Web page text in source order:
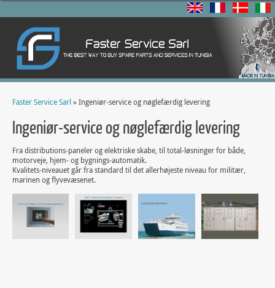
Faster Service Sarl » Ingeniør-service og nøglefærdig levering
Ingeniør-service og nøglefærdig levering
Fra distributions-paneler og elektriske skabe, til total-løsninger for både,
motorveje, hjem- og bygnings-automatik.
Kvalitets-niveauet går fra standard til det allerhøjeste niveau for militær,
marinen og flyvevæsenet.